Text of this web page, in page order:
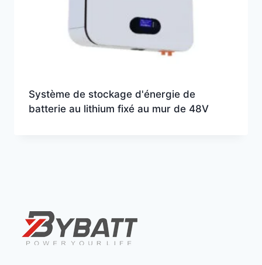
Système de stockage d'énergie de
batterie au lithium fixé au mur de 48V